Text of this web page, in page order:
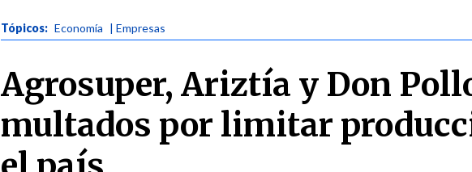
Tópicos: Economía | Empresas
Agrosuper, Ariztía y Don
multados por limitar